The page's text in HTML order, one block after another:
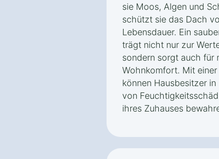
sie Moos, Algen und
schützt sie das Dach
Lebensdauer. Ein
trägt nicht nur zur
sondern sorgt auch für
Wohnkomfort. Mit
können Hausbesitzer
von
ihres Zuhauses